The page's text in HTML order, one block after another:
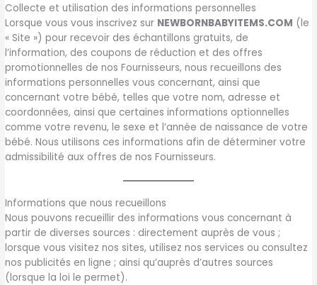
Collecte et utilisation des informations personnelles
Lorsque vous vous inscrivez sur NEWBORNBABYITEMS.COM (le
« Site ») pour recevoir des échantillons gratuits, de
l’information, des coupons de réduction et des offres
promotionnelles de nos Fournisseurs, nous recueillons des
informations personnelles vous concernant, ainsi que
concernant votre bébé, telles que votre nom, adresse et
coordonnées, ainsi que certaines informations optionnelles
comme votre revenu, le sexe et l’année de naissance de votre
bébé. Nous utilisons ces informations afin de déterminer votre
admissibilité aux offres de nos Fournisseurs.
Informations que nous recueillons
Nous pouvons recueillir des informations vous concernant à
partir de diverses sources : directement auprès de vous ;
lorsque vous visitez nos sites, utilisez nos services ou consultez
nos publicités en ligne ; ainsi qu’auprès d’autres sources
(lorsque la loi le permet).